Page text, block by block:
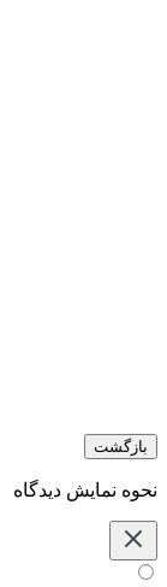
بازگشت
نحوه نمایش دیدگاه‌